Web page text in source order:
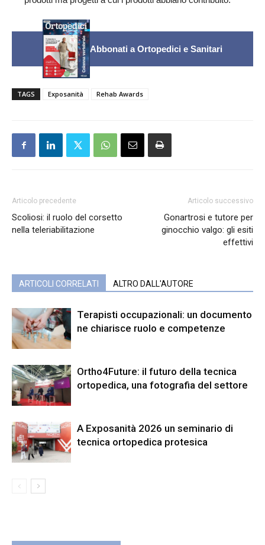
Abbonati a Ortopedici e Sanitari
TAGS Exposanità Rehab Awards
Articolo precedente
Scoliosi: il ruolo del corsetto
nella teleriabilitazione
Articolo successivo
Gonartrosi e tutore per
ginocchio valgo: gli esiti
effettivi
ARTICOLI CORRELATI ALTRO DALL'AUTORE
Terapisti occupazionali: un documento
ne chiarisce ruolo e competenze
Ortho4Future: il futuro della tecnica
ortopedica, una fotografia del settore
A Exposanità 2026 un seminario di
tecnica ortopedica protesica